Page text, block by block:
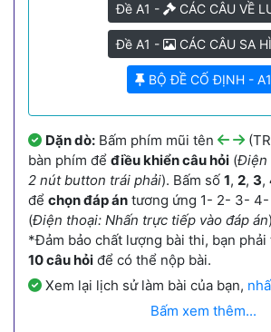
Đề A1 - CÁC CÂU VỀ
Đề A1 - CÁC CÂU SA
BỘ ĐỀ CỐ ĐỊNH - A1
Dặn dò: Bấm phím mũi tên
bàn phím để điều khiển câu hỏi (Điện
2 nút button trái phải). Bấm số 1, 2, 3,
để chọn đáp án tương ứng 1- 2- 3-
(Điện thoại: Nhấn trực tiếp vào đáp án
*Đảm bảo chất lượng bài thi, bạn phải
10 câu hỏi để có thể nộp bài.
Xem lại lịch sử làm bài của bạn,
Bấm xem thêm...